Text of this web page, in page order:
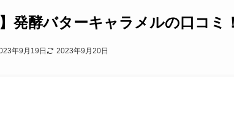
】発酵バターキャラメルの口コ
年9月19日 2023年9月20日